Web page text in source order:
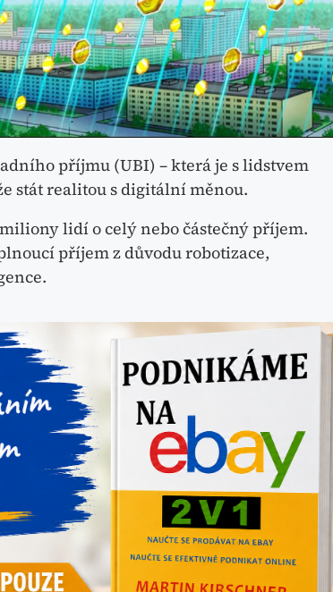
příjmu (UBI) – která je s lidstvem
stát realitou s digitální měnou.
lidí o celý nebo částečný příjem.
příjem z důvodu robotizace,